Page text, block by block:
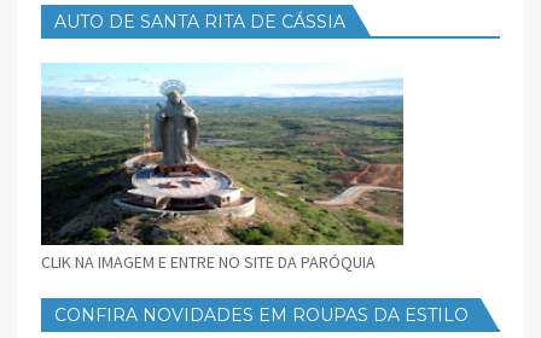
AUTO DE SANTA RITA DE CÁSSIA
CLIK NA IMAGEM E ENTRE NO SITE DA PARÓQUIA
CONFIRA NOVIDADES EM ROUPAS DA ESTILO